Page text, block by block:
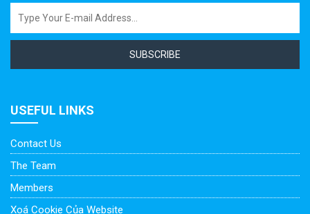
SUBSCRIBE
USEFUL LINKS
Contact Us
The Team
Members
Xoá Cookie Của Website